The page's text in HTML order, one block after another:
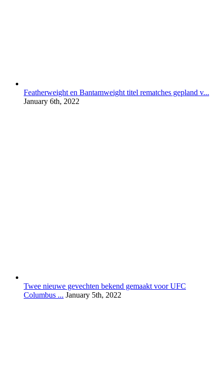
Featherweight en Bantamweight titel rematches gepland v...
January 6th, 2022
Twee nieuwe gevechten bekend gemaakt voor UFC
Columbus ... January 5th, 2022